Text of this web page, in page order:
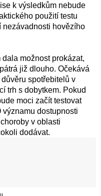
k výsledkům nebude
použití testu
nezávadnosti hovězího
možnost prokázat,
již dlouho. Očekává
spotřebitelů v
trh s dobytkem. Pokud
moci začít testovat
významu dostupnosti
v oblasti
dodávat.